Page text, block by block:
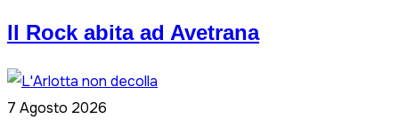
ll Rock abita ad Avetrana
7 Agosto 2026